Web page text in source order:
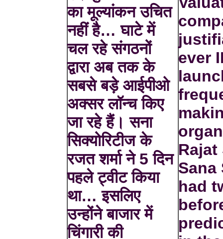
का मूल्यांकन उचित
नहीं है… घाटे में
चल रहे संगठनों
द्वारा अब तक के
सबसे बड़े आईपीओ
अक्सर लॉन्च किए
जा रहे हैं। सना
सिक्योरिटीज के
रजत शर्मा ने 5 दिन
पहले ट्वीट किया
था… इसलिए
उन्होंने बाजार में
चिंगारी की
ever
Rajat
Sana
had